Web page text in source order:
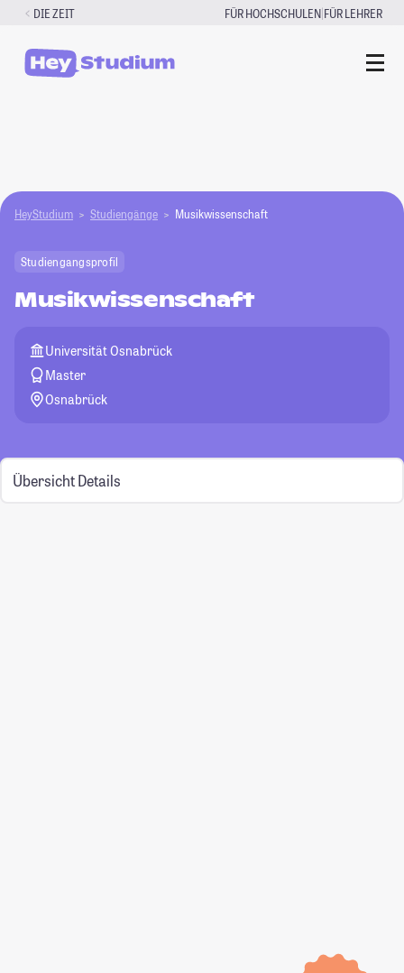
Zum
springen
DIE ZEIT FÜR HOCHSCHULEN|FÜR LEHRER
HeyStudium Studiengänge Musikwissenschaft
Studiengangsprofil
Musikwissenschaft
Universität Osnabrück
Master
Osnabrück
Übersicht Details